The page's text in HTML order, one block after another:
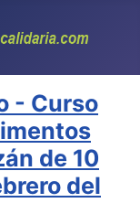
- Curso
de 10
del